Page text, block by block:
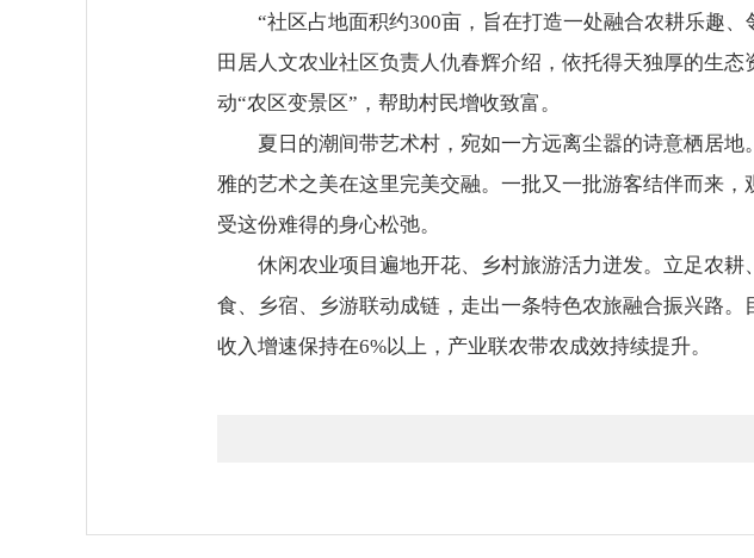
“社区占地面积约300亩，旨在打造一处融合农耕乐趣
田居人文农业社区负责人仇春辉介绍，依托得天独厚的生
动“农区变景区”，帮助村民增收致富。
夏日的潮间带艺术村，宛如一方远离尘嚣的诗意栖居
雅的艺术之美在这里完美交融。一批又一批游客结伴而来
受这份难得的身心松弛。
休闲农业项目遍地开花、乡村旅游活力迸发。立足农
食、乡宿、乡游联动成链，走出一条特色农旅融合振兴路
收入增速保持在6%以上，产业联农带农成效持续提升。